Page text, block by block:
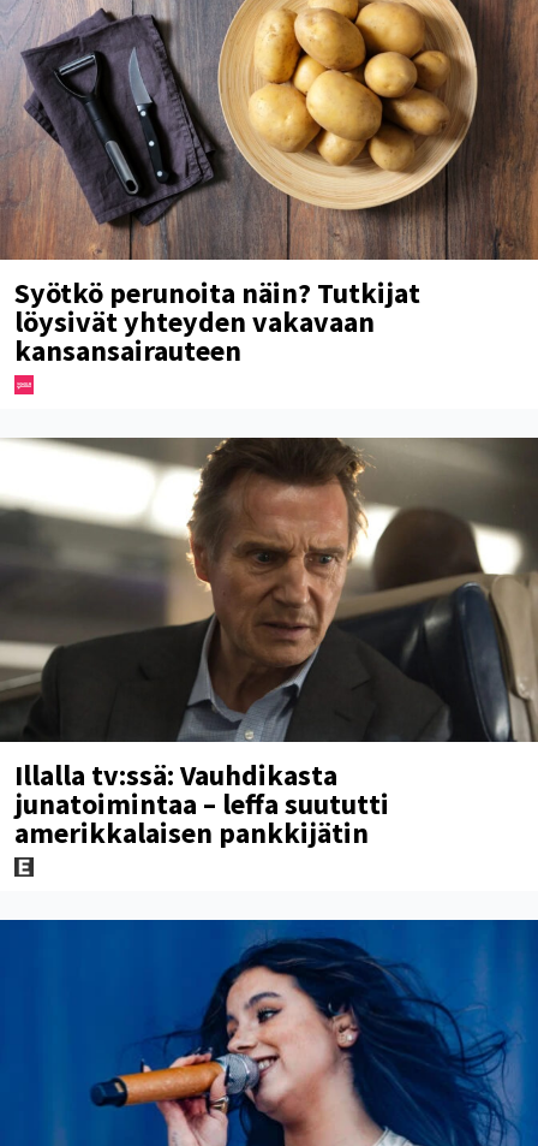
Syötkö perunoita näin? Tutkijat
löysivät yhteyden vakavaan
kansansairauteen
Illalla tv:ssä: Vauhdikasta
junatoimintaa – leffa suututti
amerikkalaisen pankkijätin